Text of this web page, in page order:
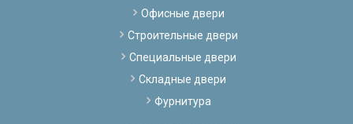
Офисные двери
Строительные двери
Специальные двери
Складные двери
Фурнитура